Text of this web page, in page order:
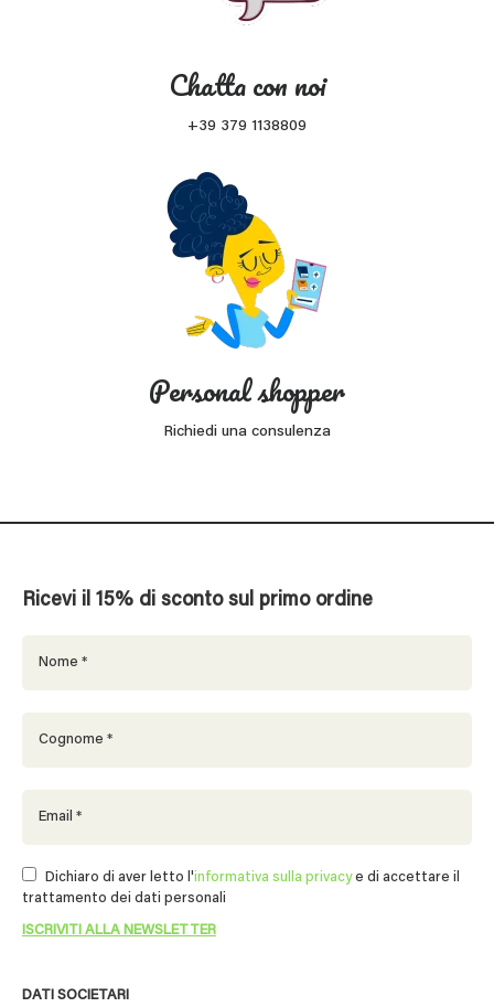
Chatta con noi
+39 379 1138809
Personal shopper
Richiedi una consulenza
DATI SOCIETARI
Ricevi il 15% di sconto sul primo ordine
Dichiaro di aver letto l'informativa sulla privacye di accettare il
trattamento dei dati personali